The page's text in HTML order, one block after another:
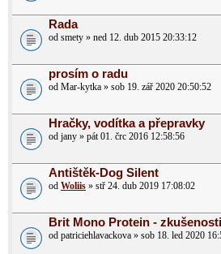
Rada
od smety » ned 12. dub 2015 20:33:12
prosím o radu
od Mar-kytka » sob 19. zář 2020 20:50:52
Hračky, vodítka a přepravky
od jany » pát 01. črc 2016 12:58:56
Antištěk-Dog Silent
od Woliis » stř 24. dub 2019 17:08:02
Brit Mono Protein - zkušenosti
od patriciehlavackova » sob 18. led 2020